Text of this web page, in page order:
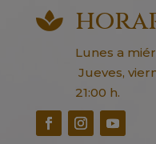

Lunes a
Jueves,
21:00 h.